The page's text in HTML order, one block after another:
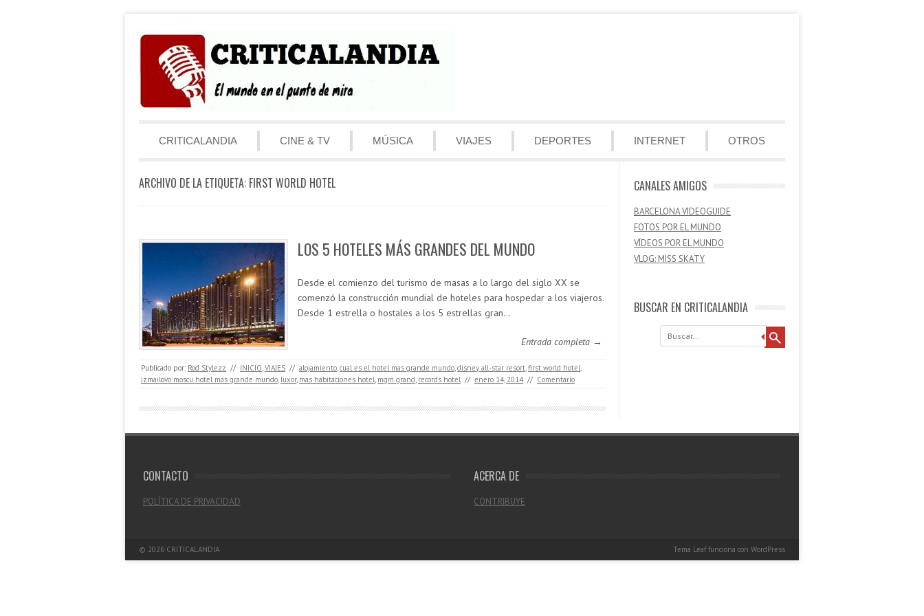
Menú
CRITICALANDIA
CINE & TV MÚSICA VIAJES DEPORTES INTERNET OTROS
ARCHIVO DE LA ETIQUETA: FIRST WORLD HOTEL
LOS 5 HOTELES MÁS GRANDES DEL MUNDO
Desde el comienzo del turismo de masas a lo largo del siglo XX se
comenzó la construcción mundial de hoteles para hospedar a los viajeros.
Desde 1 estrella o hostales a los 5 estrellas gran…
Entrada completa →
Publicado por: Rod Stylezz // INICIO,VIAJES // alojamiento,cual es el hotel mas grande mundo,disney all-star resort,first world hotel,
izmailovo moscu hotel mas grande mundo, luxor, mas habitaciones hotel, mgm grand, records hotel // enero 14, 2014 // Comentario
CANALES AMIGOS
BARCELONA VIDEOGUIDE
FOTOS POR EL MUNDO
VÍDEOS POR EL MUNDO
VLOG: MISS SKATY
BUSCAR EN CRITICALANDIA
Buscar
CONTACTO
POLÍTICA DE PRIVACIDAD
ACERCA DE
CONTRIBUYE
© 2026 CRITICALANDIA Tema Leaffunciona con WordPress